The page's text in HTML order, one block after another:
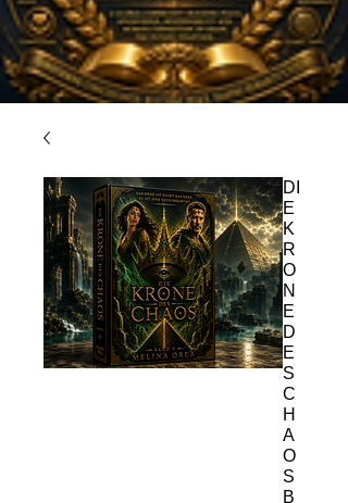
DI
E
K
R
O
N
E
D
E
S
C
H
A
O
S
B